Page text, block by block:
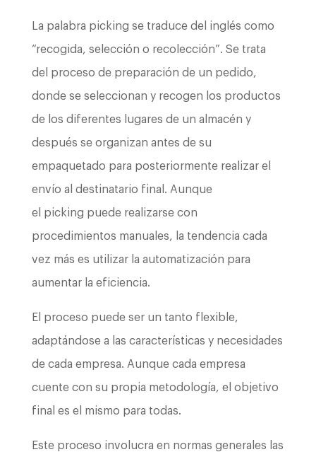
La palabra picking se traduce del inglés como
“recogida, selección o recolección”. Se trata
del proceso de preparación de un pedido,
donde se seleccionan y recogen los productos
de los diferentes lugares de un almacén y
después se organizan antes de su
empaquetado para posteriormente realizar el
envío al destinatario final. Aunque
el picking puede realizarse con
procedimientos manuales, la tendencia cada
vez más es utilizar la automatización para
aumentar la eficiencia.
El proceso puede ser un tanto flexible,
adaptándose a las características y necesidades
de cada empresa. Aunque cada empresa
cuente con su propia metodología, el objetivo
final es el mismo para todas.
Este proceso involucra en normas generales las